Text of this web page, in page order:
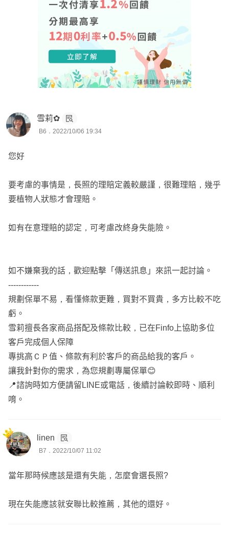
雪莉✿
B6．2022/10/06 19:34
您好
要考慮的事情是，長照的理賠定義較嚴謹，很難理賠，幾乎
要植物人狀態才會理賠。
如有在意理賠的認定，可考慮改終身失能險。
如不嫌棄我的話，歡迎點擊「傳送訊息」來訊一起討論。
------------
規劃保單不易，看懂條款更難，買對不買貴，多方比較不吃
虧。
雪莉擅長各家商品搭配及條款比較，已在Finfo上協助多位
客戶完成個人保障
專挑高ＣＰ值、條款有利於客戶的商品給我的客戶。
讓我針對你的需求，為您規劃專屬保單😊
📍諮詢時如方便請留LINE或電話，後續討論較即時、順利
唷。
linen
B7．2022/10/07 11:02
當年那時候應該是還有失能，怎麼會選長照?
現在失能應該就安聯比較推薦，其他的還好。